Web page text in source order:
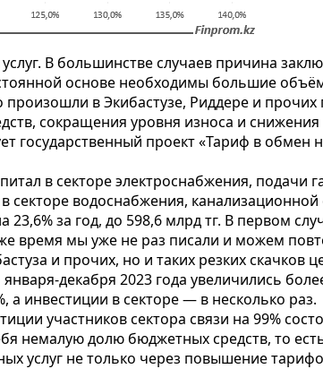
В большинстве случаев причина
основе необходимы большие
в Экибастузе, Риддере и
сокращения уровня износа и снижения
государственный проект «Тариф в обмен
в секторе электроснабжения, подачи
секторе водоснабжения,
за год, до 598,6 млрд тг. В первом
же время мы уже не раз писали и можем
и прочих, но и таких резких скачков
декабря 2023 года увеличились
а инвестиции в секторе — в несколько раз.
участников сектора связи на 99%
немалую долю бюджетных средств, то
услуг не только через повышение